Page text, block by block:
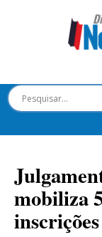
mobiliza